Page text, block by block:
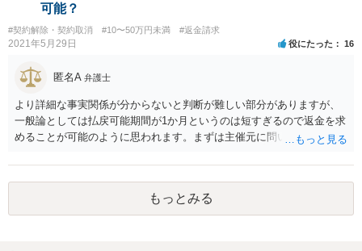
可能？
#契約解除・契約取消 #10〜50万円未満 #返金請求
2021年5月29日 役にたった 16
匿名A 弁護士
より詳細な事実関係が分からないと判断が難しい部分がありますが、
一般論としては払戻可能期間が1か月というのは短すぎるので返金を求
めることが可能のように思われます。まずは主催元に問い合わせてみ
護士を立てると明らかに費用倒れですので、ご自身でチケットサイト
運営会社等に代金返還請求訴訟等を提起することが考えられるかと存
もっとみる